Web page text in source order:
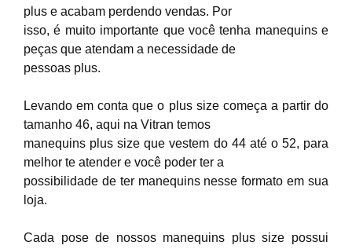
plus e acabam perdendo vendas. Por
isso, é muito importante que você tenha manequins e
peças que atendam a necessidade de
pessoas plus.
Levando em conta que o plus size começa a partir do
tamanho 46, aqui na Vitran temos
manequins plus size que vestem do 44 até o 52, para
melhor te atender e você poder ter a
possibilidade de ter manequins nesse formato em sua
loja.
Cada pose de nossos manequins plus size possui